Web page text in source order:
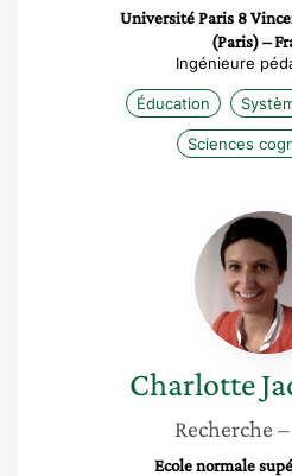
Université Paris 8
(Paris) –
Ingénieure
Éducation
Sciences
Charlotte
Recherche
Ecole normale